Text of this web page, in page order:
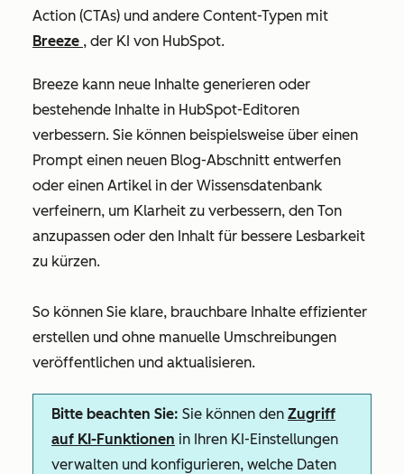
Action (CTAs) und andere Content-Typen mit
Breeze , der KI von HubSpot.
Breeze kann neue Inhalte generieren oder
bestehende Inhalte in HubSpot-Editoren
verbessern. Sie können beispielsweise über einen
Prompt einen neuen Blog-Abschnitt entwerfen
oder einen Artikel in der Wissensdatenbank
verfeinern, um Klarheit zu verbessern, den Ton
anzupassen oder den Inhalt für bessere Lesbarkeit
zu kürzen.
So können Sie klare, brauchbare Inhalte effizienter
erstellen und ohne manuelle Umschreibungen
veröffentlichen und aktualisieren.
Bitte beachten Sie: Sie können den Zugriff
auf KI-Funktionen in Ihren KI-Einstellungen
verwalten und konfigurieren, welche Daten